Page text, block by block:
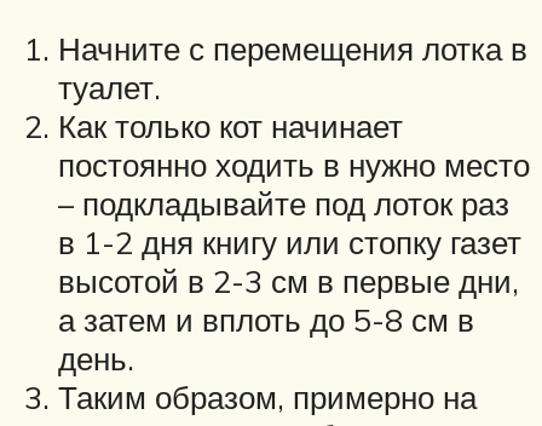
Начните с перемещения лотка в
туалет.
Как только кот начинает
постоянно ходить в нужно место
– подкладывайте под лоток раз
в 1-2 дня книгу или стопку газет
высотой в 2-3 см в первые дни,
а затем и вплоть до 5-8 см в
день.
Таким образом, примерно на